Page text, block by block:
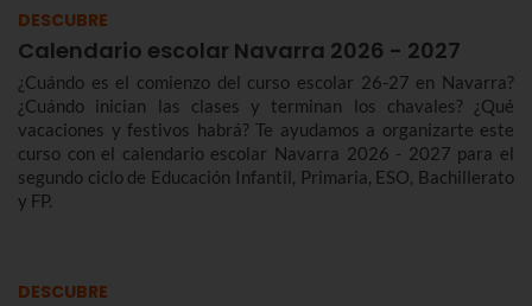
DESCUBRE
Calendario escolar Navarra 2026 - 2027
¿Cuándo es el comienzo del curso escolar 26-27 en Navarra?
¿Cuándo inician las clases y terminan los chavales? ¿Qué
vacaciones y festivos habrá? Te ayudamos a organizarte este
curso con el calendario escolar Navarra 2026 - 2027 para el
segundo ciclo de Educación Infantil, Primaria, ESO, Bachillerato
y FP.
DESCUBRE